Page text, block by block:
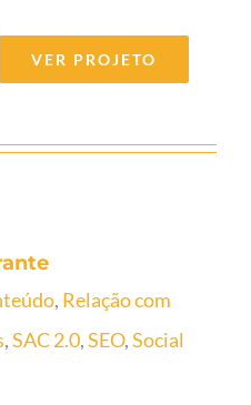
VER PROJETO
, Relação com
,SAC 2.0,SEO,Social